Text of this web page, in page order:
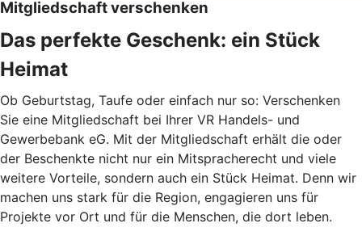
Mitgliedschaft verschenken
Das perfekte Geschenk: ein Stück
Heimat
Ob Geburtstag, Taufe oder einfach nur so: Verschenken
Sie eine Mitgliedschaft bei Ihrer VR Handels- und
Gewerbebank eG. Mit der Mitgliedschaft erhält die oder
der Beschenkte nicht nur ein Mitspracherecht und viele
weitere Vorteile, sondern auch ein Stück Heimat. Denn wir
machen uns stark für die Region, engagieren uns für
Projekte vor Ort und für die Menschen, die dort leben.